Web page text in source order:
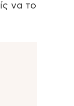
να το